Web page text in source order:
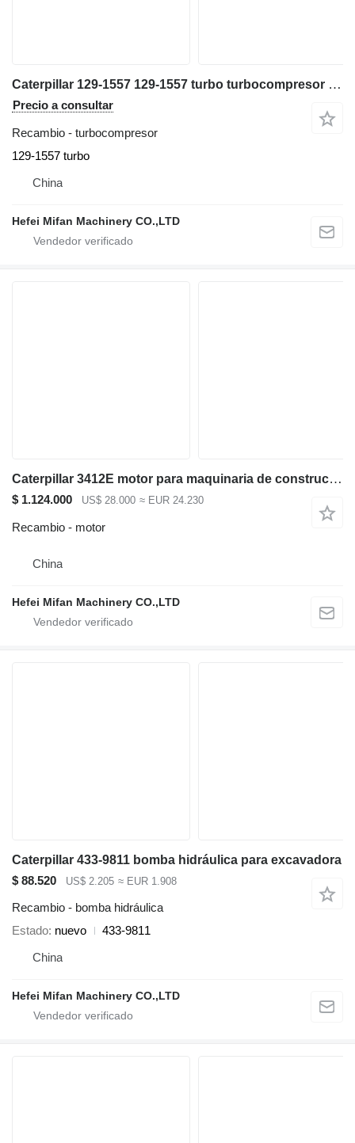
Caterpillar 129-1557 129-1557 turbo turbocompresor para excavadora
Precio a consultar
Recambio - turbocompresor
129-1557 turbo
China
Hefei Mifan Machinery CO.,LTD
Caterpillar 3412E motor para maquinaria de construcción de carreteras
$ 1.124.000 US$ 28.000 ≈ EUR 24.230
Recambio - motor
China
Hefei Mifan Machinery CO.,LTD
Caterpillar 433-9811 bomba hidráulica para excavadora
$ 88.520
US$ 2.205 ≈ EUR 1.908
Recambio - bomba hidráulica
Estado nuevo
433-9811
China
Hefei Mifan Machinery CO.,LTD